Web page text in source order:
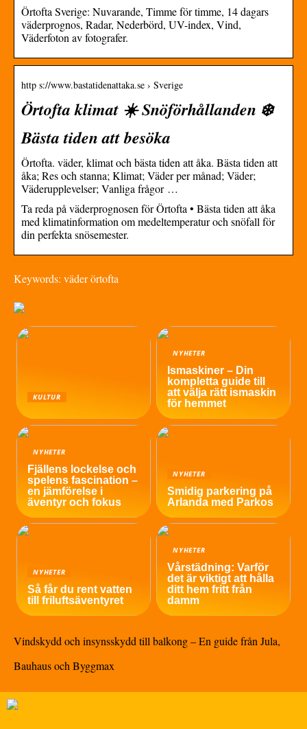
Örtofta Sverige: Nuvarande, Timme för timme, 14 dagars
väderprognos, Radar, Nederbörd, UV-index, Vind,
Väderfoton av fotografer.
http s://www.bastatidenattaka.se › Sverige
Örtofta klimat ☀️ Snöförhållanden ❄️
Bästa tiden att besöka
Örtofta. väder, klimat och bästa tiden att åka. Bästa tiden att
åka; Res och stanna; Klimat; Väder per månad; Väder;
Väderupplevelser; Vanliga frågor …
Ta reda på väderprognosen för Örtofta • Bästa tiden att åka
med klimatinformation om medeltemperatur och snöfall för
din perfekta snösemester.
Keywords: väder örtofta
KULTUR
NYHETER
Ismaskiner – Din
kompletta guide till
att välja rätt ismaskin
för hemmet
NYHETER
Fjällens lockelse och
spelens fascination –
en jämförelse i
äventyr och fokus
NYHETER
Smidig parkering på
Arlanda med Parkos
NYHETER
Så får du rent vatten
till friluftsäventyret
NYHETER
Vårstädning: Varför
det är viktigt att hålla
ditt hem fritt från
damm
Vindskydd och insynsskydd till balkong – En guide från Jula,
Bauhaus och Byggmax